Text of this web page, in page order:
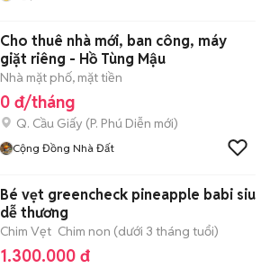
Cho thuê nhà mới, ban công, máy
giặt riêng - Hồ Tùng Mậu
Nhà mặt phố, mặt tiền
0 đ/tháng
Q. Cầu Giấy (P. Phú Diễn mới)
Cộng Đồng Nhà Đất
Bé vẹt greencheck pineapple babi siu
dễ thương
Chim Vẹt Chim non (dưới 3 tháng tuổi)
1.300.000 đ